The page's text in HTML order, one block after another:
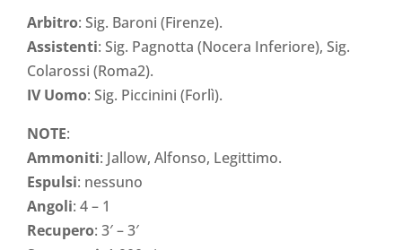
Arbitro: Sig. Baroni (Firenze).
Assistenti: Sig. Pagnotta (Nocera Inferiore), Sig.
Colarossi (Roma2).
IV Uomo: Sig. Piccinini (Forlì).
NOTE:
Ammoniti: Jallow, Alfonso, Legittimo.
Espulsi: nessuno
Angoli: 4 – 1
Recupero: 3′ – 3′